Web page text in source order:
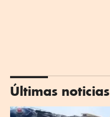
Últimas noticias